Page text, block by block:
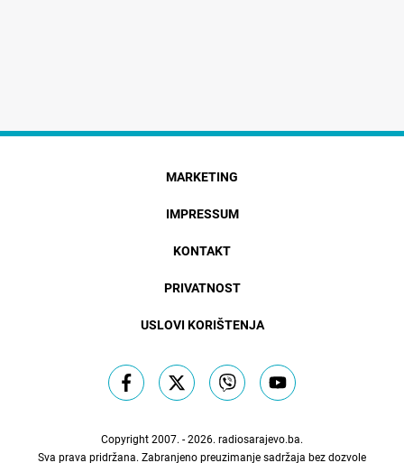
MARKETING
IMPRESSUM
KONTAKT
PRIVATNOST
USLOVI KORIŠTENJA
Copyright 2007. - 2026. radiosarajevo.ba.
Sva prava pridržana. Zabranjeno preuzimanje sadržaja bez dozvole